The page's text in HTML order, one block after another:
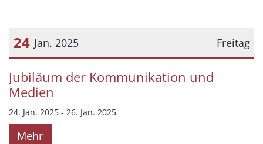
Freitag
24 Jan. 2025
Datum: 24. Januar 2025
Jubiläum der Kommunikation und
Medien
24. Jan. 2025 - 26. Jan. 2025
Mehr